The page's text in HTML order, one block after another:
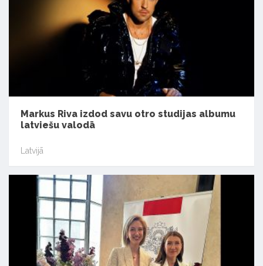
Markus Riva izdod savu otro studijas albumu
latviešu valodā
Latvijā